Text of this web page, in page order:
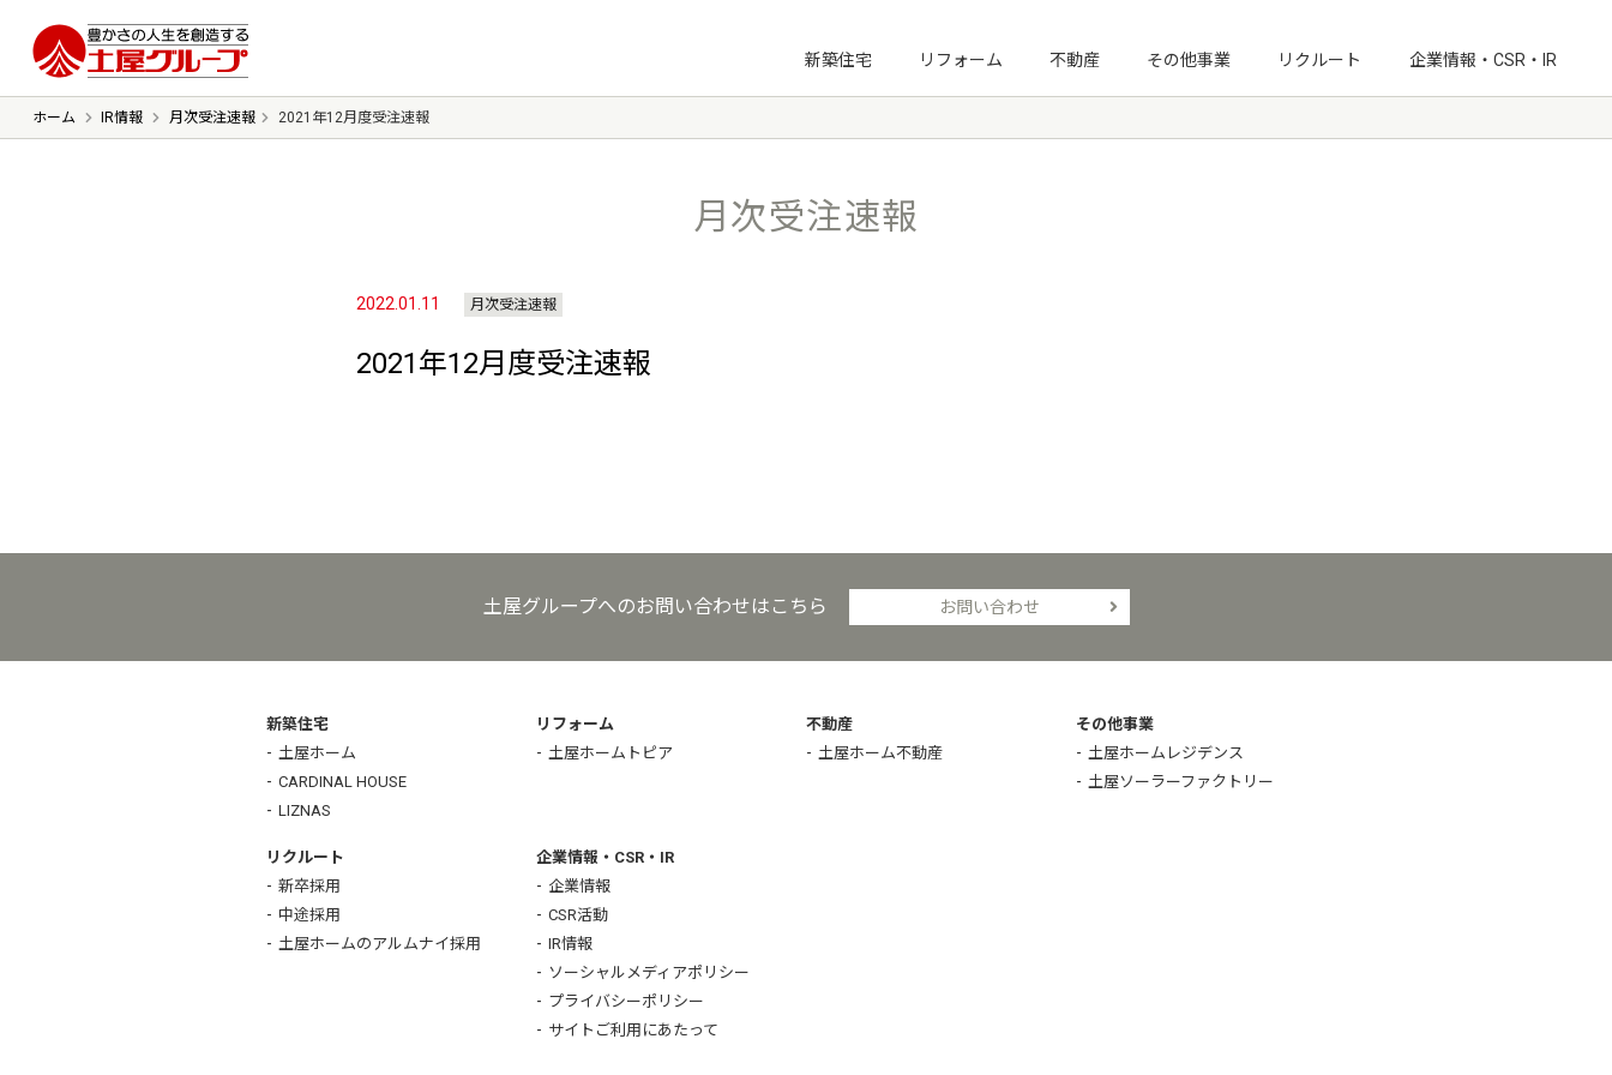
新築住宅
リフォーム 不動産 その他事業 リクルート 企業情報・CSR・IR
ノーマライゼーション住宅財団
ホーム IR情報 月次受注速報 2021年12月度受注速報
月次受注速報
2022.01.11 月次受注速報
2021年12月度受注速報
土屋グループへのお問い合わせはこちら お問い合わせ
新築住宅
土屋ホーム
CARDINAL HOUSE
LIZNAS
リフォーム
土屋ホームトピア
不動産
土屋ホーム不動産
その他事業
土屋ホームレジデンス
土屋ソーラーファクトリー
リクルート
新卒採用
中途採用
土屋ホームのアルムナイ採用
企業情報・CSR・IR
企業情報
CSR活動
IR情報
ソーシャルメディアポリシー
プライバシーポリシー
サイトご利用にあたって